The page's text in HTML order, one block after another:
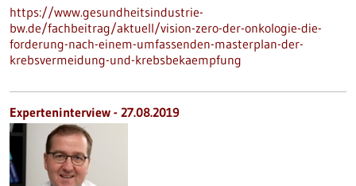
https://www.gesundheitsindustrie-
bw.de/fachbeitrag/aktuell/vision-zero-der-onkologie-die-
forderung-nach-einem-umfassenden-masterplan-der-
krebsvermeidung-und-krebsbekaempfung
Experteninterview - 27.08.2019